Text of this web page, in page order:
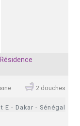
2 douches
E - Dakar - Sénégal